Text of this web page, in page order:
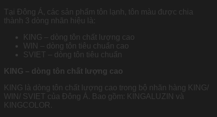
Tại Đông Á, các sản phẩm tôn lạnh, tôn màu được chia
thành 3 dòng nhãn hiệu là:
KING – dòng tôn chất lượng cao
WIN – dòng tôn tiêu chuẩn cao
SVIET – dòng tôn tiêu chuẩn
KING – dòng tôn chất lượng cao
KING là dòng tôn chất lượng cao trong bộ nhãn hàng KING/
WIN/ SVIET của Đông Á. Bao gồm: KINGALUZIN và
KINGCOLOR.